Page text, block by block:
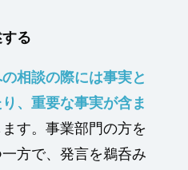
る
相談の際には事実と
、重要な事実が含ま
ます。事業部門の方を
方で、発言を鵜呑み